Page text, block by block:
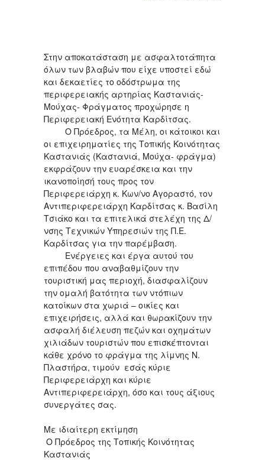
Στην αποκατάσταση με ασφαλτοτάπητα
όλων των βλαβών που είχε υποστεί εδώ
και δεκαετίες το οδόστρωμα της
περιφερειακής αρτηρίας Καστανιάς-
Μούχας- Φράγματος προχώρησε η
Περιφερειακή Ενότητα Καρδίτσας.
Ο Πρόεδρος, τα Μέλη, οι κάτοικοι και
οι επιχειρηματίες της Τοπικής Κοινότητας
Καστανιάς (Καστανιά, Μούχα- φράγμα)
εκφράζουν την ευαρέσκεια και την
ικανοποίησή τους προς τον
Περιφερειάρχη κ. Κων/νο Αγοραστό, τον
Αντιπεριφερειάρχη Καρδίτσας κ. Βασίλη
Τσιάκο και τα επιτελικά στελέχη της Δ/
νσης Τεχνικών Υπηρεσιών της Π.Ε.
Καρδίτσας για την παρέμβαση.
Ενέργειες και έργα αυτού του
επιπέδου που αναβαθμίζουν την
τουριστική μας περιοχή, διασφαλίζουν
την ομαλή βατότητα των ντόπιων
κατοίκων στα χωριά – οικίες και
επιχειρήσεις, αλλά και θωρακίζουν την
ασφαλή διέλευση πεζών και οχημάτων
χιλιάδων τουριστών που επισκέπτονται
κάθε χρόνο το φράγμα της λίμνης Ν.
Πλαστήρα, τιμούν εσάς κύριε
Περιφερειάρχη και κύριε
Αντιπεριφερειάρχη, όσο και τους άξιους
συνεργάτες σας.
Με ιδιαίτερη εκτίμηση
Ο Πρόεδρος της Τοπικής Κοινότητας
Καστανιάς